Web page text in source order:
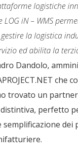
logistiche
LOG iN – WMS
la logistica
ed abilita la
Dandolo,
che
trovato un
perfetto
dei